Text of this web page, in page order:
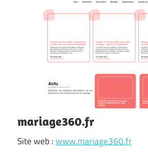
mariage360.fr
Site web :www.mariage360.fr